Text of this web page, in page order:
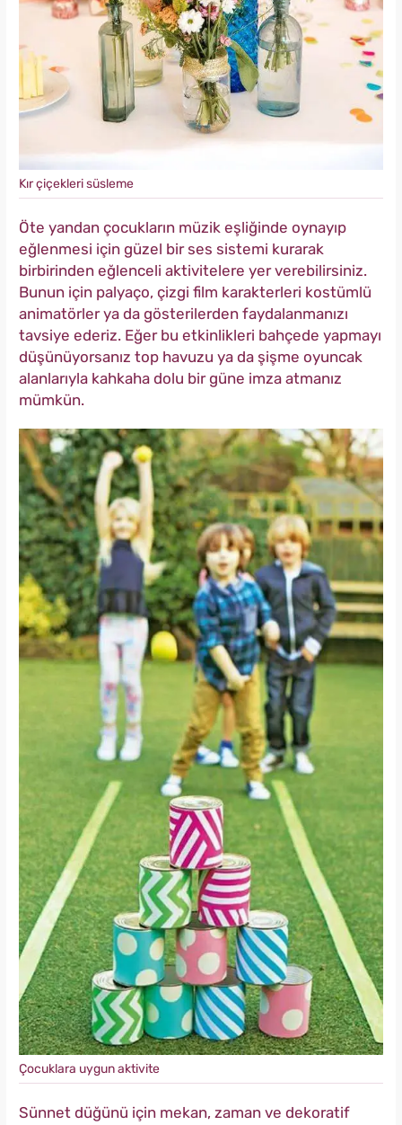
Kır çiçekleri süsleme
Öte yandan çocukların müzik eşliğinde oynayıp
eğlenmesi için güzel bir ses sistemi kurarak
birbirinden eğlenceli aktivitelere yer verebilirsiniz.
Bunun için palyaço, çizgi film karakterleri kostümlü
animatörler ya da gösterilerden faydalanmanızı
tavsiye ederiz. Eğer bu etkinlikleri bahçede yapmayı
düşünüyorsanız top havuzu ya da şişme oyuncak
alanlarıyla kahkaha dolu bir güne imza atmanız
mümkün.
Çocuklara uygun aktivite
Sünnet düğünü için mekan, zaman ve dekoratif